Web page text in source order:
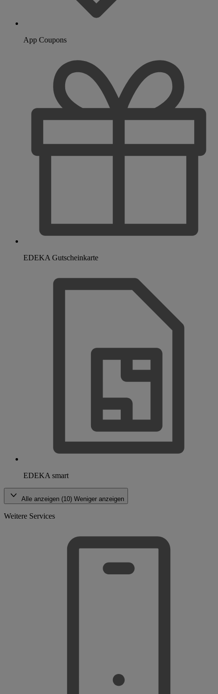
App Coupons
EDEKA Gutscheinkarte
EDEKA smart
Alle anzeigen (10) Weniger anzeigen
Weitere Services